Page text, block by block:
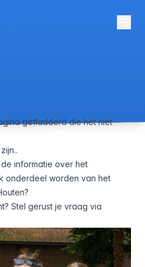
gefladderd die het niet
de informatie over het
onderdeel worden van het
Stel gerust je vraag via